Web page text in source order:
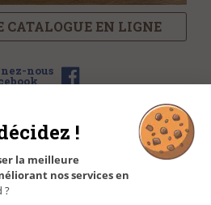
!
la meilleure
nos services en
?
CATALOGUE EN LIGNE
nous
MAGASINS
CONTACT